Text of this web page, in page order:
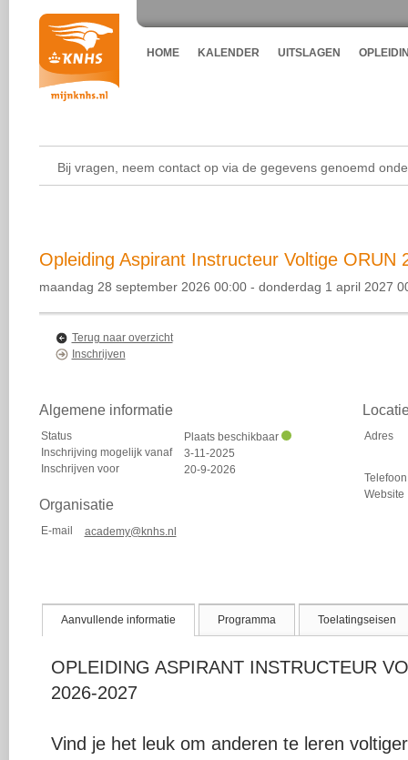
HOME KALENDER UITSLAGEN
Bij vragen, neem contact op via de gegevens genoemd
Opleiding Aspirant Instructeur Voltige ORUN
maandag 28 september 2026 00:00 - donderdag 1 april 2027
Terug naar overzicht
Inschrijven
Algemene informatie
Status
Plaats beschikbaar
Inschrijving mogelijk vanaf
3-11-2025
Inschrijven voor
20-9-2026
Organisatie
E-mail academy@knhs.nl
Adres
Telefoon
Website
Aanvullende informatie Programma Toelatingseisen
OPLEIDING ASPIRANT INSTRUCTEUR
2026-2027
Vind je het leuk om anderen te leren